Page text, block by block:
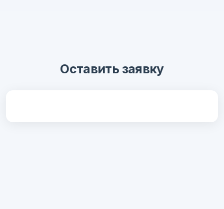
Оставить заявку